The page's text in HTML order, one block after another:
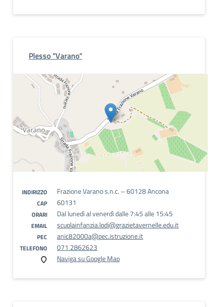
Plesso "Varano"
INDIRIZZO Frazione Varano s.n.c. – 60128 Ancona
CAP 60131
ORARI Dal lunedì al venerdì dalle 7:45 alle 15:45
EMAIL scuolainfanzia.lodi@grazietavernelle.edu.it
PEC anic82000a@pec.istruzione.it
TELEFONO
071 2862623
Naviga su Google Map